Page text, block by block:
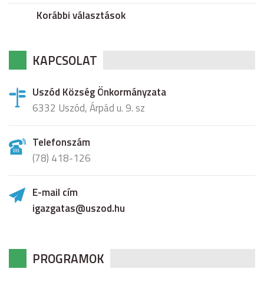
Korábbi választások
KAPCSOLAT
Uszód Község Önkormányzata
6332 Uszód, Árpád u. 9. sz
Telefonszám
(78) 418-126
E-mail cím
igazgatas@uszod.hu
PROGRAMOK